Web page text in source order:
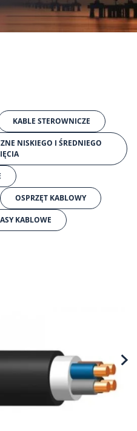
KABLE STEROWNICZE
NISKIEGO I ŚREDNIEGO
OSPRZĘT KABLOWY
KABLOWE